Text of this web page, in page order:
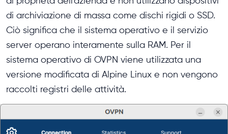
di archiviazione di massa come dischi rigidi o SSD.
Ciò significa che il sistema operativo e il servizio
server operano interamente sulla RAM. Per il
sistema operativo di OVPN viene utilizzata una
versione modificata di Alpine Linux e non vengono
raccolti registri delle attività.